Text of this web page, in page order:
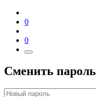
0
0
Сменить пароль